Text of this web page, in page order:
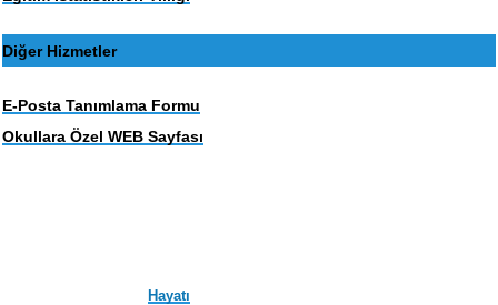
Diğer Hizmetler
E-Posta Tanımlama Formu
Okullara Özel WEB Sayfası
Hayatı